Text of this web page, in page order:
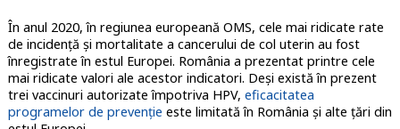
În anul 2020, în regiunea europeană OMS, cele mai ridicate rate
de incidenţă şi mortalitate a cancerului de col uterin au fost
înregistrate în estul Europei. România a prezentat printre cele
mai ridicate valori ale acestor indicatori. Deşi există în prezent
trei vaccinuri autorizate împotriva HPV, eficacitatea
programelor de prevenţie este limitată în România şi alte ţări din